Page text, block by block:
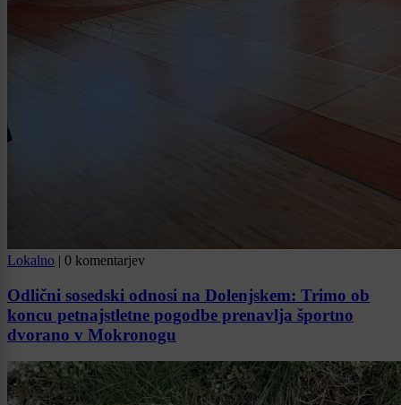
Lokalno | 0 komentarjev
Odlični sosedski odnosi na Dolenjskem: Trimo ob
koncu petnajstletne pogodbe prenavlja športno
dvorano v Mokronogu